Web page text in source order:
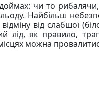
чи то
Найбільш
від слабшої
лід, як правило,
можна